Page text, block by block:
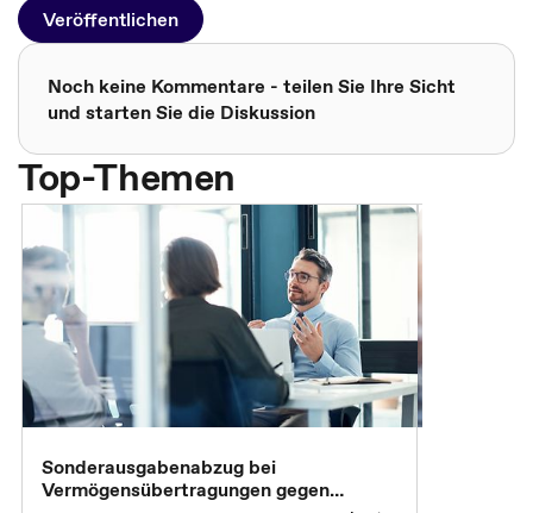
Veröffentlichen
Noch keine Kommentare - teilen Sie Ihre Sicht
und starten Sie die Diskussion
Top-Themen
Sonderausgabenabzug bei
Vermögensübertragungen gegen